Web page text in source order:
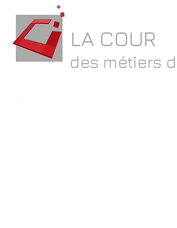
LA COUR
des métiers
.